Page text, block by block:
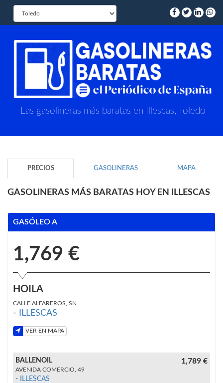
Las gasolineras más baratas en Illescas, Toledo
PRECIOS GASOLINERAS MAPA
GASOLINERAS MÁS BARATAS HOY EN ILLESCAS
GASÓLEO A
1,769 €
HOILA
CALLE ALFAREROS, SN
- ILLESCAS
VER EN MAPA
BALLENOIL
AVENIDA COMERCIO, 49
- ILLESCAS
1,789 €